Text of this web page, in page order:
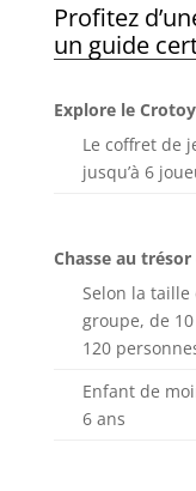
Profitez
un guide
Explore le Crotoy
Le coffret de
jusqu’à 6
Chasse au
Selon la taille
groupe, de 10
120
Enfant de
6 ans